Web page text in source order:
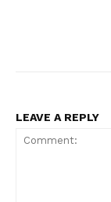
LEAVE A REPLY